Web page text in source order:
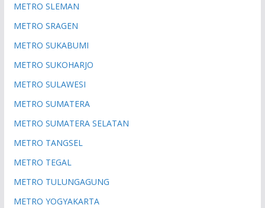
METRO SLEMAN
METRO SRAGEN
METRO SUKABUMI
METRO SUKOHARJO
METRO SULAWESI
METRO SUMATERA
METRO SUMATERA SELATAN
METRO TANGSEL
METRO TEGAL
METRO TULUNGAGUNG
METRO YOGYAKARTA